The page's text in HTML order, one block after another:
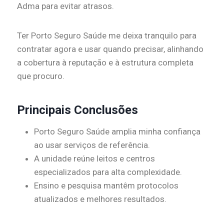
Adma para evitar atrasos.
Ter Porto Seguro Saúde me deixa tranquilo para
contratar agora e usar quando precisar, alinhando
a cobertura à reputação e à estrutura completa
que procuro.
Principais Conclusões
Porto Seguro Saúde amplia minha confiança
ao usar serviços de referência.
A unidade reúne leitos e centros
especializados para alta complexidade.
Ensino e pesquisa mantêm protocolos
atualizados e melhores resultados.